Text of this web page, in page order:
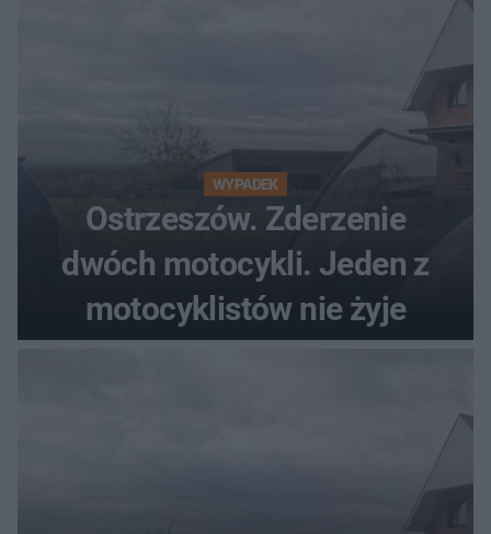
WYPADEK
Ostrzeszów. Zderzenie
dwóch motocykli. Jeden z
motocyklistów nie żyje